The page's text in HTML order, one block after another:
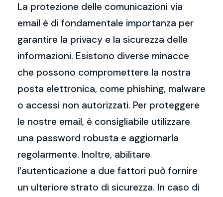
La protezione delle comunicazioni via
email è di fondamentale importanza per
garantire la privacy e la sicurezza delle
informazioni. Esistono diverse minacce
che possono compromettere la nostra
posta elettronica, come phishing, malware
o accessi non autorizzati. Per proteggere
le nostre email, è consigliabile utilizzare
una password robusta e aggiornarla
regolarmente. Inoltre, abilitare
l’autenticazione a due fattori può fornire
un ulteriore strato di sicurezza. In caso di